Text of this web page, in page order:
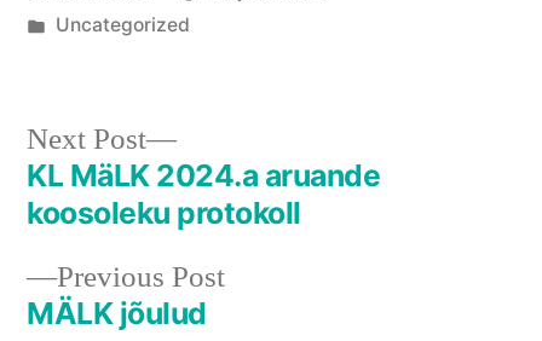
by
Posted
Uncategorized
Navigeerimine
Previous PostPrevious
MÄLK jõulud
Next Post
Next
post:
KL MäLK 2024.a aruande
koosoleku protokoll